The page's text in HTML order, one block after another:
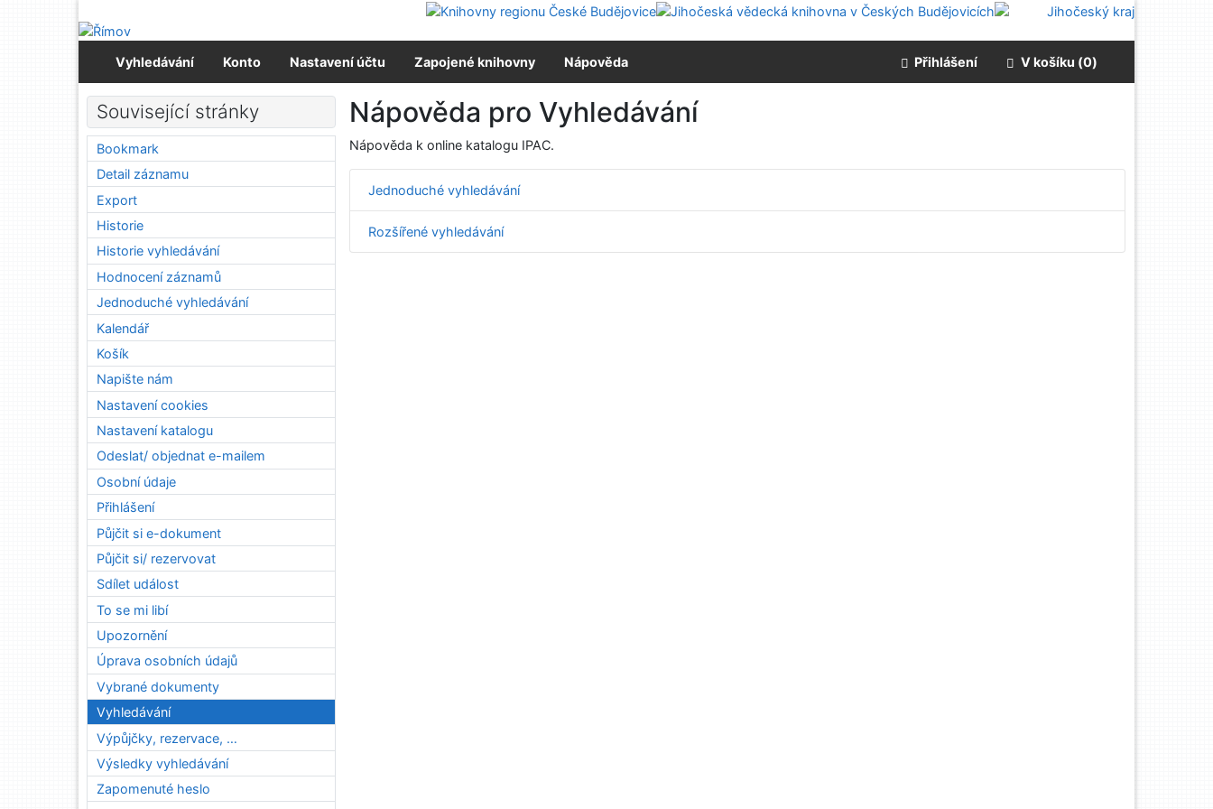
Přejít na menu
Vyhledávání
Konto Nastavení účtu Zapojené knihovny Nápověda Přihlášení V košíku (0)
Nápověda pro Vyhledávání
Nápověda k online katalogu IPAC.
Jednoduché vyhledávání
Rozšířené vyhledávání
Související stránky
Bookmark
Detail záznamu
Export
Historie
Historie vyhledávání
Hodnocení záznamů
Jednoduché vyhledávání
Kalendář
Košík
Napište nám
Nastavení cookies
Nastavení katalogu
Odeslat/ objednat e-mailem
Osobní údaje
Přihlášení
Půjčit si e-dokument
Půjčit si/ rezervovat
Sdílet událost
To se mi libí
Upozornění
Úprava osobních údajů
Vybrané dokumenty
Vyhledávání
Výpůjčky, rezervace, …
Výsledky vyhledávání
Zapomenuté heslo